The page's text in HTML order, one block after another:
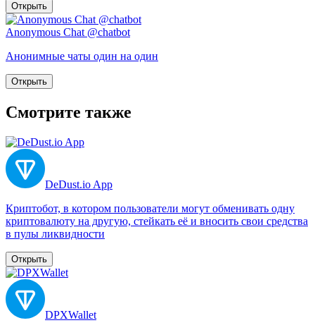
Открыть
Anonymous Chat @chatbot
Анонимные чаты один на один
Открыть
Смотрите также
DeDust.io App
Криптобот, в котором пользователи могут обменивать одну
криптовалюту на другую, стейкать её и вносить свои средства
в пулы ликвидности
Открыть
DPXWallet